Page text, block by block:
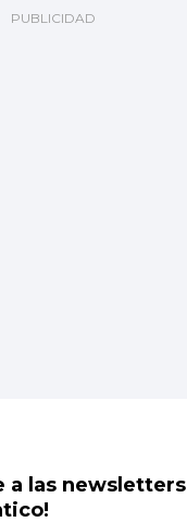
a las newsletters